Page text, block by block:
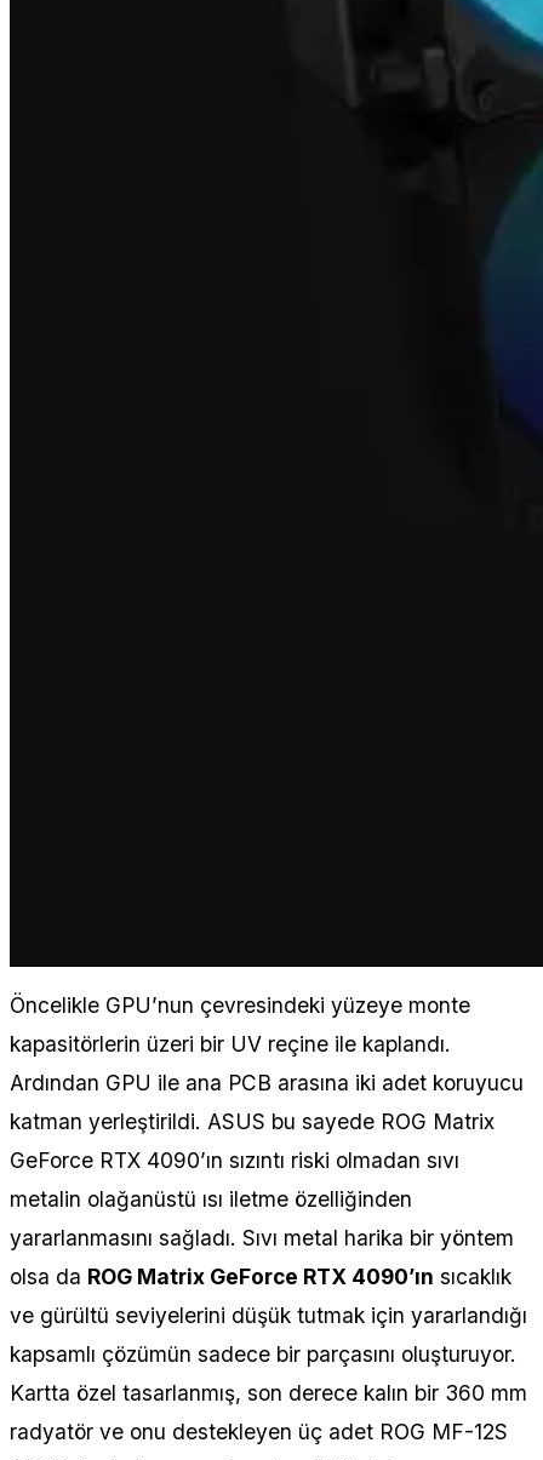
Öncelikle GPU’nun çevresindeki yüzeye monte
kapasitörlerin üzeri bir UV reçine ile kaplandı.
Ardından GPU ile ana PCB arasına iki adet koruyucu
katman yerleştirildi. ASUS bu sayede ROG Matrix
GeForce RTX 4090’ın sızıntı riski olmadan sıvı
metalin olağanüstü ısı iletme özelliğinden
yararlanmasını sağladı. Sıvı metal harika bir yöntem
olsa da ROG Matrix GeForce RTX 4090’ın sıcaklık
ve gürültü seviyelerini düşük tutmak için yararlandığı
kapsamlı çözümün sadece bir parçasını oluşturuyor.
Kartta özel tasarlanmış, son derece kalın bir 360 mm
radyatör ve onu destekleyen üç adet ROG MF-12S